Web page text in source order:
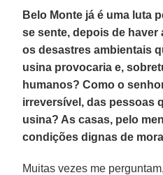
Belo Monte já é uma luta
se sente, depois de haver
os desastres ambientais
usina provocaria e,
humanos? Como o
irreversível, das pessoas
usina? As casas, pelo
condições dignas de
Muitas vezes me